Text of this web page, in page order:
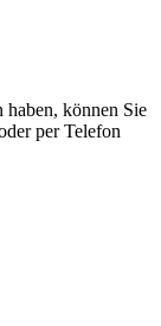
haben, können Sie
per Telefon